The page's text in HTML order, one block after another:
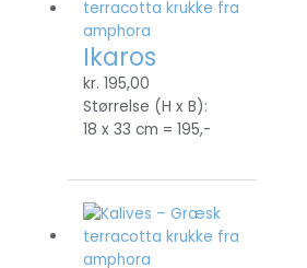
Ikaros
kr. 195,00
Størrelse (H x B):
18 x 33 cm = 195,-